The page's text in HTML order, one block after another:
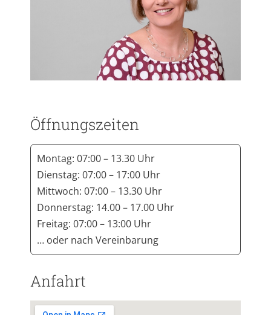
Öffnungszeiten
Montag: 07:00 – 13.30 Uhr
Dienstag: 07:00 – 17:00 Uhr
Mittwoch: 07:00 – 13.30 Uhr
Donnerstag: 14.00 – 17.00 Uhr
Freitag: 07:00 – 13:00 Uhr
… oder nach Vereinbarung
Anfahrt